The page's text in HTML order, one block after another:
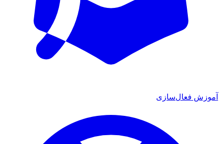
فعال‌سازی